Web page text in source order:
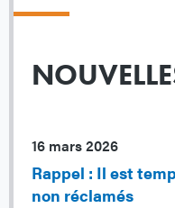
16 mars 2026
Rappel : Il est
non réclamés